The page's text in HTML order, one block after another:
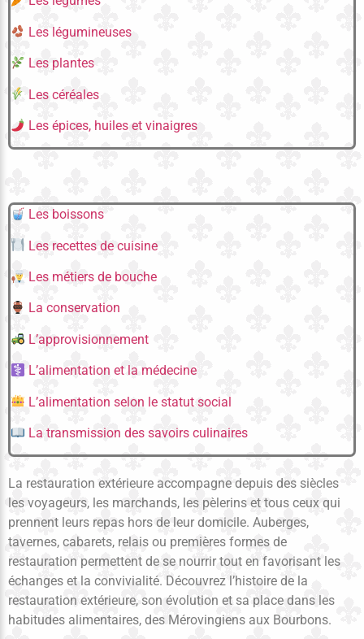
Les légumineuses
Les plantes
Les céréales
Les épices, huiles et vinaigres
Les boissons
Les recettes de cuisine
Les métiers de bouche
La conservation
L’approvisionnement
L’alimentation et la médecine
L’alimentation selon le statut social
La transmission des savoirs culinaires
La restauration extérieure accompagne depuis des siècles
les voyageurs, les marchands, les pèlerins et tous ceux qui
prennent leurs repas hors de leur domicile. Auberges,
tavernes, cabarets, relais ou premières formes de
restauration permettent de se nourrir tout en favorisant les
échanges et la convivialité. Découvrez l’histoire de la
restauration extérieure, son évolution et sa place dans les
habitudes alimentaires, des Mérovingiens aux Bourbons.